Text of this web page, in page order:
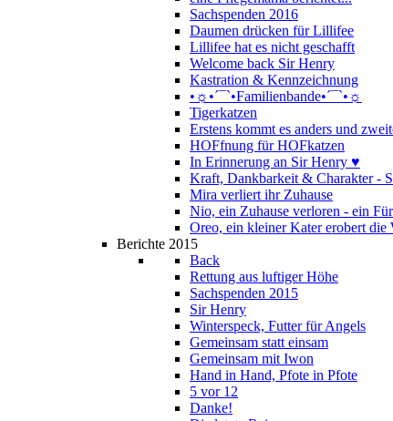
Sachspenden 2016
Daumen drücken für Lillifee
Lillifee hat es nicht geschafft
Welcome back Sir Henry
Kastration & Kennzeichnung
•☼•´¯`•Familienbande•´¯`•☼
Tigerkatzen
Erstens kommt es anders und
HOFfnung für HOFkatzen
In Erinnerung an Sir Henry ♥
Kraft, Dankbarkeit & Charakter -
Mira verliert ihr Zuhause
Nio, ein Zuhause verloren - ein
Oreo, ein kleiner Kater erobert die
Berichte 2015
Back
Rettung aus luftiger Höhe
Sachspenden 2015
Sir Henry
Winterspeck, Futter für Angels
Gemeinsam statt einsam
Gemeinsam mit Iwon
Hand in Hand, Pfote in Pfote
5 vor 12
Danke!